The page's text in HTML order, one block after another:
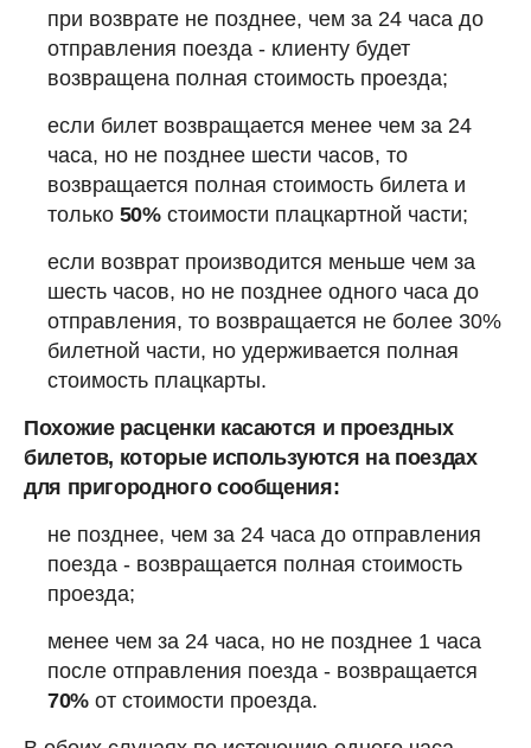
при возврате не позднее, чем за 24 часа до
отправления поезда - клиенту будет
возвращена полная стоимость проезда;
если билет возвращается менее чем за 24
часа, но не позднее шести часов, то
возвращается полная стоимость билета и
только 50%стоимости плацкартной части;
если возврат производится меньше чем за
шесть часов, но не позднее одного часа до
отправления, то возвращается не более 30%
билетной части, но удерживается полная
стоимость плацкарты.
Похожие расценки касаются и проездных
билетов, которые используются на поездах
для пригородного сообщения:
не позднее, чем за 24 часа до отправления
поезда - возвращается полная стоимость
проезда;
менее чем за 24 часа, но не позднее 1 часа
после отправления поезда - возвращается
70%от стоимости проезда.